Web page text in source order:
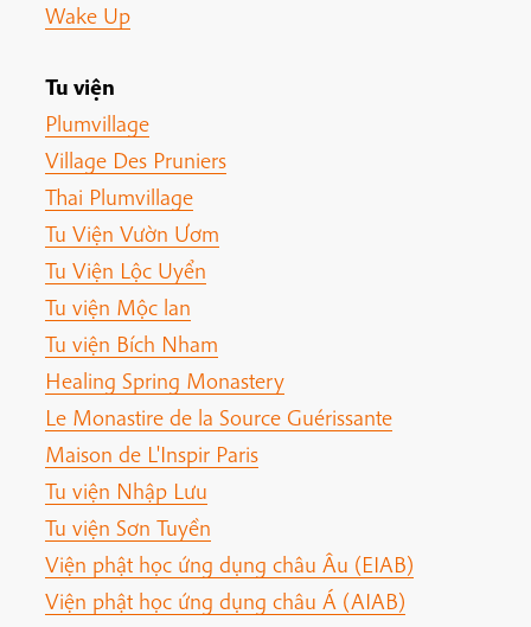
Wake Up
Tu viện
Plumvillage
Village Des Pruniers
Thai Plumvillage
Tu Viện Vườn Ươm
Tu Viện Lộc Uyển
Tu viện Mộc lan
Tu viện Bích Nham
Healing Spring Monastery
Le Monastire de la Source Guérissante
Maison de L'Inspir Paris
Tu viện Nhập Lưu
Tu viện Sơn Tuyền
Viện phật học ứng dụng châu Âu (EIAB)
Viện phật học ứng dụng châu Á (AIAB)